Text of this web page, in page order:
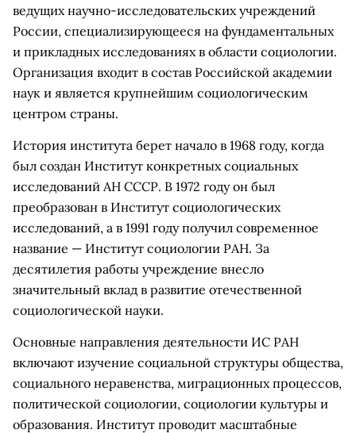
ведущих научно-исследовательских учреждений
России, специализирующееся на фундаментальных
и прикладных исследованиях в области социологии.
Организация входит в состав Российской академии
наук и является крупнейшим социологическим
центром страны.
История института берет начало в 1968 году, когда
был создан Институт конкретных социальных
исследований АН СССР. В 1972 году он был
преобразован в Институт социологических
исследований, а в 1991 году получил современное
название — Институт социологии РАН. За
десятилетия работы учреждение внесло
значительный вклад в развитие отечественной
социологической науки.
Основные направления деятельности ИС РАН
включают изучение социальной структуры общества,
социального неравенства, миграционных процессов,
политической социологии, социологии культуры и
образования. Институт проводит масштабные